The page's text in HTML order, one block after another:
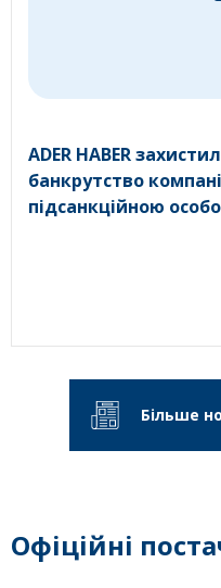
ADER HABER
банкрутство
підсанкційною
Більше
Офіційні